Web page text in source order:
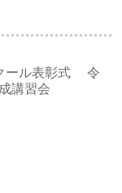
ール表彰式 令
講習会